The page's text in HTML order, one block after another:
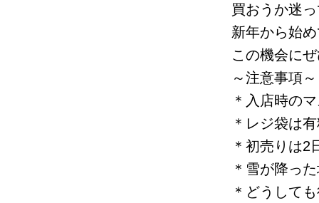
買おうか迷
新年から始
この機会に
～注意事項～
＊入店時の
＊レジ袋は
＊初売りは2
＊雪が降っ
＊どうして